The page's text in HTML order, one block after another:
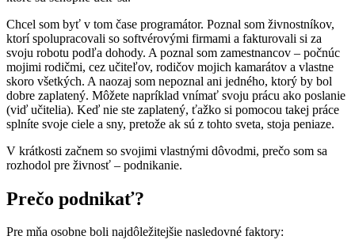
Chcel som byť v tom čase programátor. Poznal som živnostníkov,
ktorí spolupracovali so softvérovými firmami a fakturovali si za
svoju robotu podľa dohody. A poznal som zamestnancov – počnúc
mojimi rodičmi, cez učiteľov, rodičov mojich kamarátov a vlastne
skoro všetkých. A naozaj som nepoznal ani jedného, ktorý by bol
dobre zaplatený. Môžete napríklad vnímať svoju prácu ako poslanie
(viď učitelia). Keď nie ste zaplatený, ťažko si pomocou takej práce
splníte svoje ciele a sny, pretože ak sú z tohto sveta, stoja peniaze.
V krátkosti začnem so svojimi vlastnými dôvodmi, prečo som sa
rozhodol pre živnosť – podnikanie.
Prečo podnikať?
Pre mňa osobne boli najdôležitejšie nasledovné faktory: